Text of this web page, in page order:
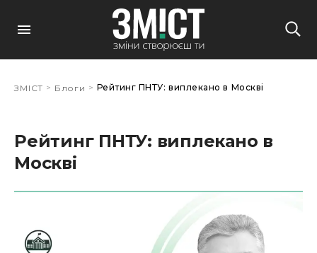
ЗМІСТ > Блоги > Рейтинг ПНТУ: виплекано в Москві
Рейтинг ПНТУ: виплекано в
Москві